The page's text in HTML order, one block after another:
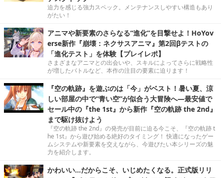
迫力を感じる強力スペック。メンテナンスしやすい構造もあり
がたい！
アニマや新要素のさらなる“進化”を目撃せよ！HoYov
erse新作『崩壊：ネクサスアニマ』第2回βテストの
「進化テスト」を体験【プレイレポ】
さまざまなアニマとの出会いや、スキルによってさらに戦略性
が増したバトルなど、本作の注目の要素に迫ります！
『空の軌跡』を遊ぶのは「今」がベスト！暑い夏、涼
しい部屋の中で“青い空”が似合う大冒険へ―最安値で
セール中の『the 1st』から新作『空の軌跡 the 2nd』
まで駆け抜けよう
『空の軌跡 the 2nd』の発売が目前に迫る今こそ、『空の軌跡 t
he 1st』から遊び始める絶好のタイミング！ 快適になったゲー
ムシステムや新要素を交えながら、今遊びたい本シリーズの魅
力を紹介します。
かわいい…だからこそ、いじめたくなる。正式版リリ